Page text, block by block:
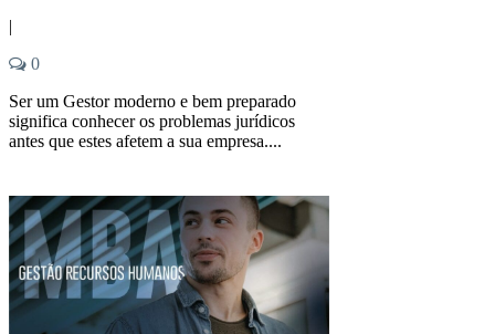
|
0
Ser um Gestor moderno e bem preparado
significa conhecer os problemas jurídicos
antes que estes afetem a sua empresa....